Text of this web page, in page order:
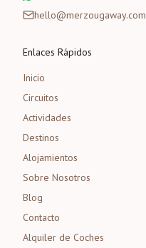
hello@merzougaway.com
Enlaces Rápidos
Inicio
Circuitos
Actividades
Destinos
Alojamientos
Sobre Nosotros
Blog
Contacto
Alquiler de Coches